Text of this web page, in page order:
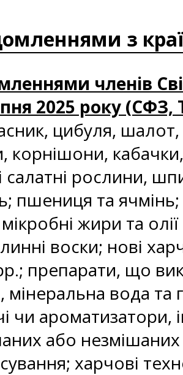
з
членів
2025 року (СФЗ,
цибуля,
корнішони,
салатні рослини,
пшениця та
жири та
воски; нові
препарати, що
вода та
чи ароматизатори,
або
харчові